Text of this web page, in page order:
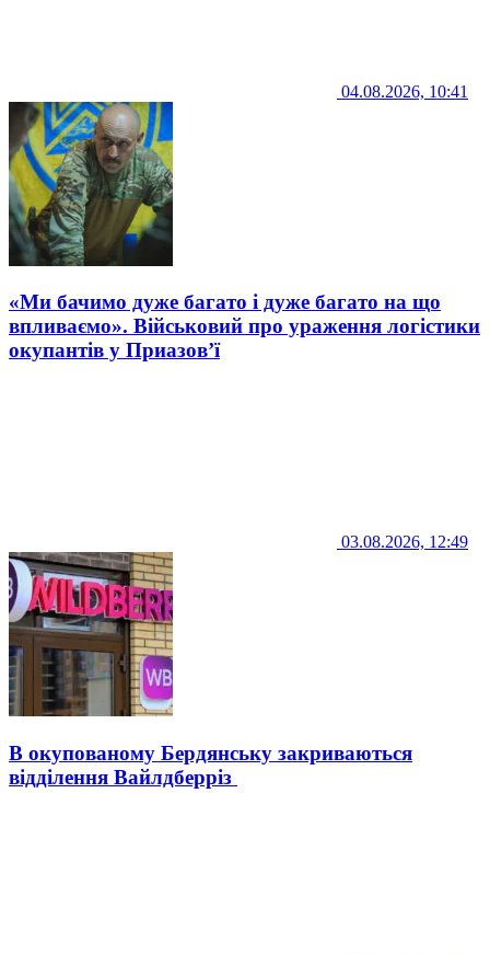
04.08.2026, 10:41
«Ми бачимо дуже багато і дуже багато на що
впливаємо». Військовий про ураження логістики
окупантів у Приазов’ї
03.08.2026, 12:49
В окупованому Бердянську закриваються
відділення Вайлдберріз